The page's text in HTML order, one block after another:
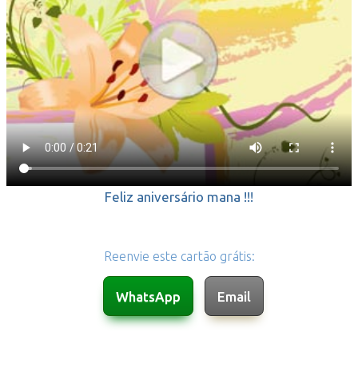
Feliz aniversário mana !!!
Reenvie este cartão grátis: